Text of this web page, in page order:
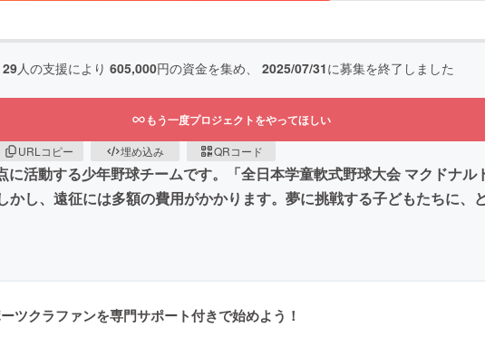
29人の支援により 605,000円の資金を集め、 2025/07/31に募集を終了しました
もう一度プロジェクトをやってほしい
URLコピー 埋め込み QRコード
活動する少年野球チームです。「全日本学童軟式野球大会 マクドナ
し、遠征には多額の費用がかかります。夢に挑戦する子どもたちに、
ツクラファンを専門サポート付きで始めよう！